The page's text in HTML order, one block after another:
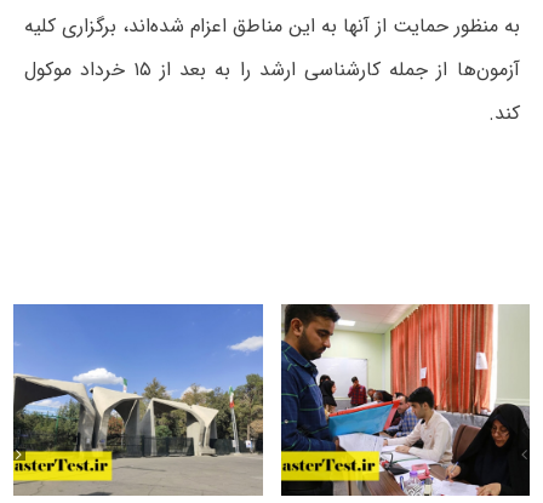
به منظور حمایت از آنها به این مناطق اعزام شده‌اند، برگزاری کلیه
آزمون‌ها از جمله کارشناسی ارشد را به بعد از ۱۵ خرداد موکول
کند.